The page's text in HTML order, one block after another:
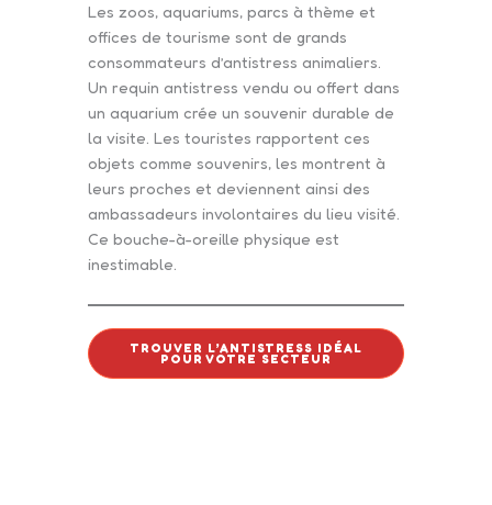
Les zoos, aquariums, parcs à thème et
offices de tourisme sont de grands
consommateurs d’antistress animaliers.
Un requin antistress vendu ou offert dans
un aquarium crée un souvenir durable de
la visite. Les touristes rapportent ces
objets comme souvenirs, les montrent à
leurs proches et deviennent ainsi des
ambassadeurs involontaires du lieu visité.
Ce bouche-à-oreille physique est
inestimable.
TROUVER L’ANTISTRESS IDÉAL
POUR VOTRE SECTEUR